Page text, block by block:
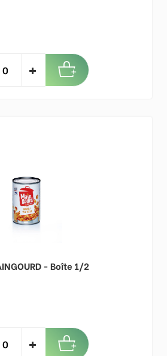
- Boîte 1/2